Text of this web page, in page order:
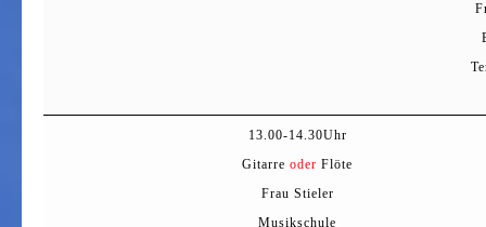
13.00-14.30Uhr
Gitarre oder Flöte
Frau Stieler
Musikschule